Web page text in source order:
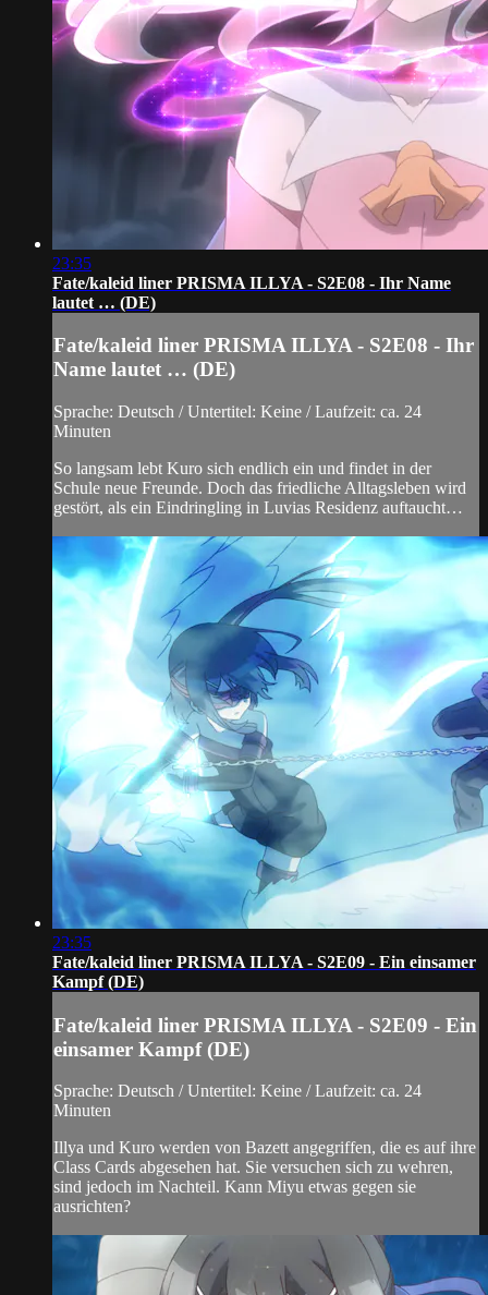
23:35
Fate/kaleid liner PRISMA ILLYA - S2E08 - Ihr Name
lautet … (DE)
Fate/kaleid liner PRISMA ILLYA - S2E08 - Ihr
Name lautet … (DE)
Sprache: Deutsch / Untertitel: Keine / Laufzeit: ca. 24
Minuten
So langsam lebt Kuro sich endlich ein und findet in der
Schule neue Freunde. Doch das friedliche Alltagsleben wird
gestört, als ein Eindringling in Luvias Residenz auftaucht…
23:35
Fate/kaleid liner PRISMA ILLYA - S2E09 - Ein einsamer
Kampf (DE)
Fate/kaleid liner PRISMA ILLYA - S2E09 - Ein
einsamer Kampf (DE)
Sprache: Deutsch / Untertitel: Keine / Laufzeit: ca. 24
Minuten
Illya und Kuro werden von Bazett angegriffen, die es auf ihre
Class Cards abgesehen hat. Sie versuchen sich zu wehren,
sind jedoch im Nachteil. Kann Miyu etwas gegen sie
ausrichten?